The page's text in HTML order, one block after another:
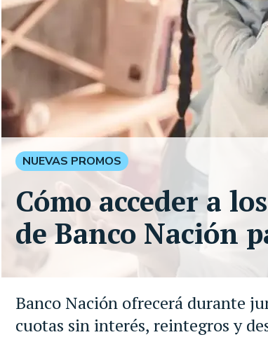
Banco Nación ofrecerá durante
cuotas sin interés, reintegros y
NUEVAS PROMOS
Cómo acceder a
de Banco Nación